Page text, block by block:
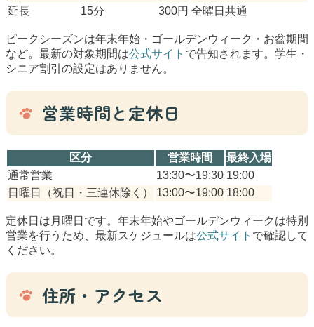
延長 15分 300円 全曜日共通
ピークシーズンは年末年始・ゴールデンウィーク・お盆期間
など。最新の対象期間は公式サイト で告知されます。学生・
シニア割引の設定はありません。
営業時間と定休日
区分 営業時間
最終入場
通常営業
13:30〜19:30 19:00
日曜日（祝日・三連休除く）
13:00〜19:00 18:00
定休日は月曜日です。年末年始やゴールデンウィークは特別
営業を行うため、最新スケジュールは公式サイト で確認して
ください。
住所・アクセス